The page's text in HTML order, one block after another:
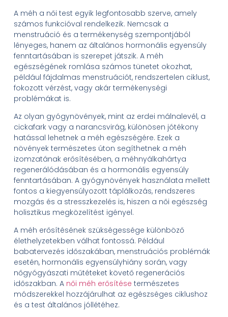
A méh a női test egyik legfontosabb szerve, amely
számos funkcióval rendelkezik. Nemcsak a
menstruáció és a termékenység szempontjából
lényeges, hanem az általános hormonális egyensúly
fenntartásában is szerepet játszik. A méh
egészségének romlása számos tünetet okozhat,
például fájdalmas menstruációt, rendszertelen ciklust,
fokozott vérzést, vagy akár termékenységi
problémákat is.
Az olyan gyógynövények, mint az erdei málnalevél, a
cickafark vagy a narancsvirág, különösen jótékony
hatással lehetnek a méh egészségére. Ezek a
növények természetes úton segíthetnek a méh
izomzatának erősítésében, a méhnyálkahártya
regenerálódásában és a hormonális egyensúly
fenntartásában. A gyógynövények használata mellett
fontos a kiegyensúlyozott táplálkozás, rendszeres
mozgás és a stresszkezelés is, hiszen a női egészség
holisztikus megközelítést igényel.
A méh erősítésének szükségessége különböző
élethelyzetekben válhat fontossá. Például
babatervezés időszakában, menstruációs problémák
esetén, hormonális egyensúlyhiány során, vagy
nőgyógyászati műtéteket követő regenerációs
időszakban. A női méh erősítése természetes
módszerekkel hozzájárulhat az egészséges ciklushoz
és a test általános jóllétéhez.